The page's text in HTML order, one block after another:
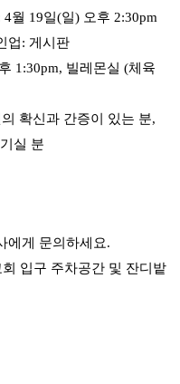
4월 19일(일) 오후 2:30pm
업: 게시판
1:30pm, 빌레몬실 (체육
확신과 간증이 있는 분,
실 분
에게 문의하세요.
회 입구 주차공간 및 잔디밭